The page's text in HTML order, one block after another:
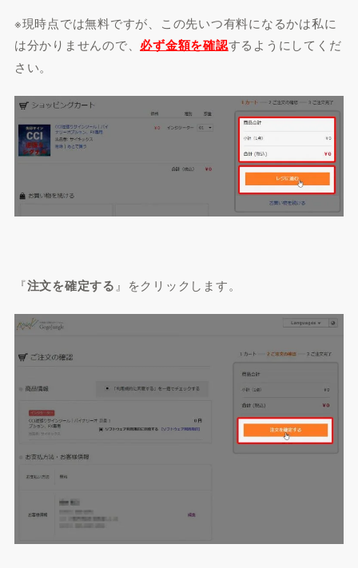
※現時点では無料ですが、この先いつ有料になるかは私に
は分かりませんので、 必ず金額を確認するようにしてくだ
さい。
『注文を確定する 』をクリックします。